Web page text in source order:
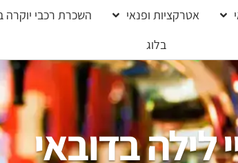
אטרקציות ופנאי
השכרת רכבי יוקרה
בלוג
לילה בדובאי